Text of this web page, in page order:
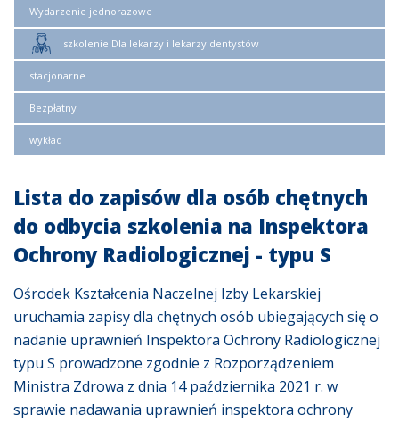
Wydarzenie jednorazowe
szkolenie Dla lekarzy i lekarzy dentystów
stacjonarne
Bezpłatny
wykład
Lista do zapisów dla osób chętnych
do odbycia szkolenia na Inspektora
Ochrony Radiologicznej - typu S
Ośrodek Kształcenia Naczelnej Izby Lekarskiej
uruchamia zapisy dla chętnych osób ubiegających się o
nadanie uprawnień Inspektora Ochrony Radiologicznej
typu S prowadzone zgodnie z Rozporządzeniem
Ministra Zdrowa z dnia 14 października 2021 r. w
sprawie nadawania uprawnień inspektora ochrony